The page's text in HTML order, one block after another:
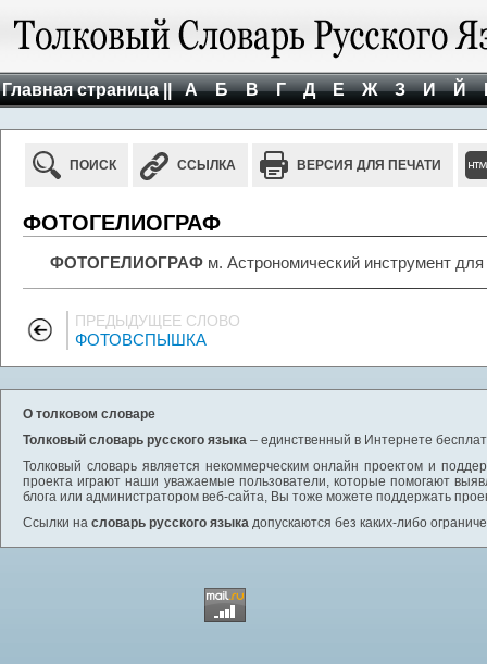
Главная страница || А Б В Г Д Е Ж З И Й
ПОИСК ССЫЛКА ВЕРСИЯ ДЛЯ ПЕЧАТИ
ФОТОГЕЛИОГРАФ
ФОТОГЕЛИОГРАФ м. Астрономический инструмент
ПРЕДЫДУЩЕЕ СЛОВО
ФОТОВСПЫШКА
О толковом словаре
Толковый словарь русского языка – единственный в Интернете
Толковый словарь является некоммерческим онлайн проектом и
проекта играют наши уважаемые пользователи, которые помогают
блога или администратором веб-сайта, Вы тоже можете поддержать
Ссылки на словарь русского языка допускаются без каких-либо